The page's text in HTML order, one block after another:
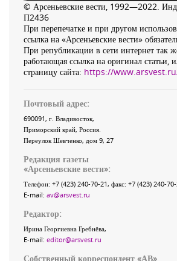
© Арсеньевские вести, 1992—2022.
П2436
При перепечатке и при другом
ссылка на «Арсеньевские вести»
При републикации в сети интернет так
работающая ссылка на оригинал статьи,
страницу сайта: https://
Почтовый адрес:
690091, г. Владивосток,
Приморский край, Россия.
Переулок Шевченко, дом 9, 27
Редакция газеты
«Арсеньевские вести»:
Телефон: +7 (423) 240-70-21, факс: +7 (423) 240-
E-mail: av@arsvest.ru
Редактор:
Ирина Георгиевна Гребнёва,
E-mail: editor@arsvest.ru
Собственный корреспондент «АВ»